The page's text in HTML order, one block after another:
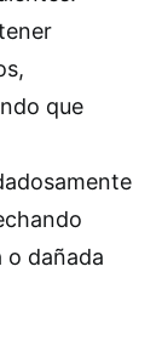
que
o dañada